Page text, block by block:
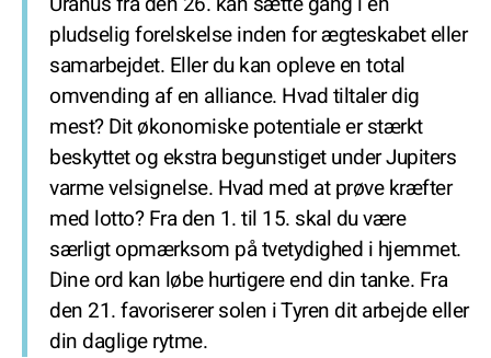
pludselig forelskelse inden for ægteskabet eller
samarbejdet. Eller du kan opleve en total
omvending af en alliance. Hvad tiltaler dig
mest? Dit økonomiske potentiale er stærkt
beskyttet og ekstra begunstiget under Jupiters
varme velsignelse. Hvad med at prøve kræfter
med lotto? Fra den 1. til 15. skal du være
særligt opmærksom på tvetydighed i hjemmet.
Dine ord kan løbe hurtigere end din tanke. Fra
den 21. favoriserer solen i Tyren dit arbejde eller
din daglige rytme.